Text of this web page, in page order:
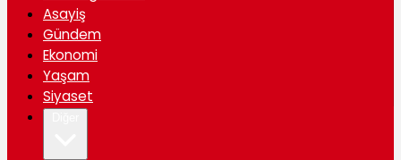
Asayiş
Gündem
Ekonomi
Yaşam
Siyaset